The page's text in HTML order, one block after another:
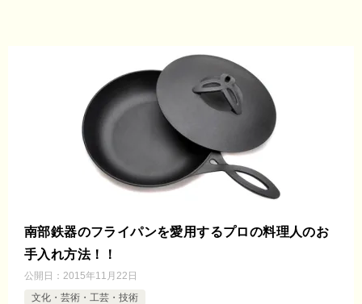
南部鉄器のフライパンを愛用するプロの料理人のお
手入れ方法！！
公開日： 2015年11月22日
文化・芸術・工芸・技術